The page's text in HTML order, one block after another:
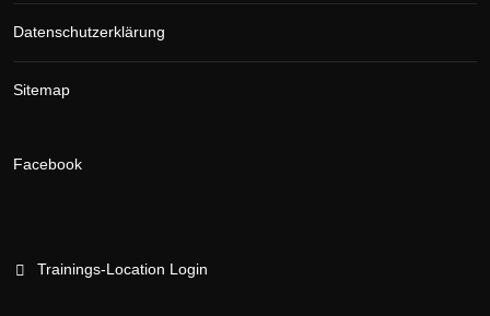
Datenschutzerklärung
Sitemap
Facebook
Trainings-Location Login